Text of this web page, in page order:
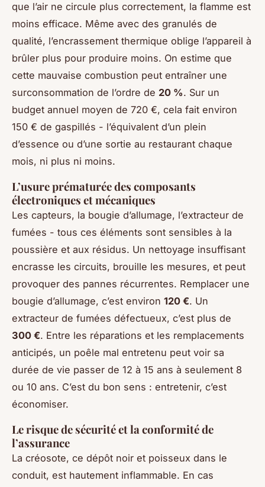
que l’air ne circule plus correctement, la flamme est
moins efficace. Même avec des granulés de
qualité, l’encrassement thermique oblige l’appareil à
brûler plus pour produire moins. On estime que
cette mauvaise combustion peut entraîner une
surconsommation de l’ordre de 20 %. Sur un
budget annuel moyen de 720 €, cela fait environ
150 € de gaspillés - l’équivalent d’un plein
d’essence ou d’une sortie au restaurant chaque
mois, ni plus ni moins.
L’usure prématurée des composants
électroniques et mécaniques
Les capteurs, la bougie d’allumage, l’extracteur de
fumées - tous ces éléments sont sensibles à la
poussière et aux résidus. Un nettoyage insuffisant
encrasse les circuits, brouille les mesures, et peut
provoquer des pannes récurrentes. Remplacer une
bougie d’allumage, c’est environ 120 €. Un
extracteur de fumées défectueux, c’est plus de
300 €. Entre les réparations et les remplacements
anticipés, un poêle mal entretenu peut voir sa
durée de vie passer de 12 à 15 ans à seulement 8
ou 10 ans. C’est du bon sens : entretenir, c’est
économiser.
Le risque de sécurité et la conformité de
l’assurance
La créosote, ce dépôt noir et poisseux dans le
conduit, est hautement inflammable. En cas